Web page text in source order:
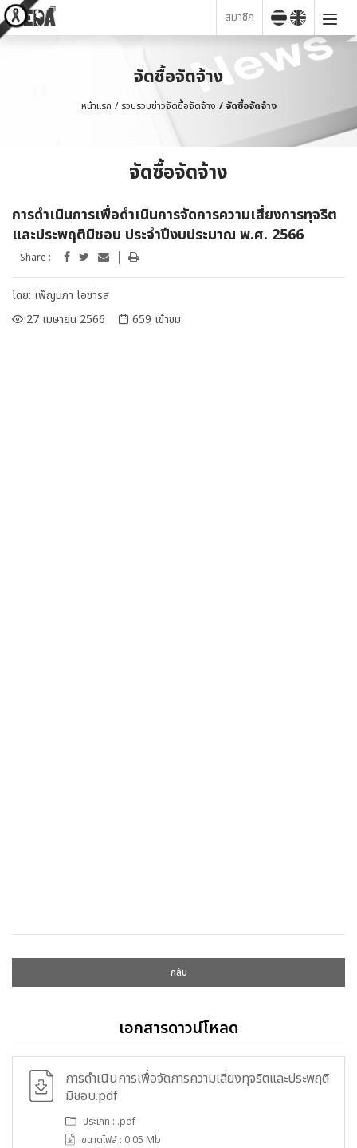
สมาชิก
จัดซื้อจัดจ้าง
หน้าแรก รวบรวมข่าวจัดซื้อจัดจ้าง จัดซื้อจัดจ้าง
จัดซื้อจัดจ้าง
การดำเนินการเพื่อดำเนินการจัดการความเสี่ยงการทุจริต
และประพฤติมิชอบ ประจำปีงบประมาณ พ.ศ. 2566
Share :
โดย: เพ็ญนภา โอชารส
27 เมษายน 2566
659 เข้าชม
กลับ
เอกสารดาวน์โหลด
การดำเนินการเพื่อจัดการความเสี่ยงทุจริตและประพฤติ
มิชอบ.pdf
ประเภท : .pdf
ขนาดไฟล์ : 0.05 Mb